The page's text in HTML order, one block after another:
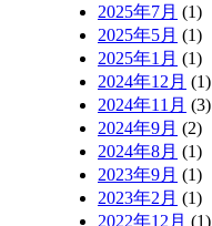
2025年7月 (1)
2025年5月 (1)
2025年1月 (1)
2024年12月 (1)
2024年11月 (3)
2024年9月 (2)
2024年8月 (1)
2023年9月 (1)
2023年2月 (1)
2022年12月 (1)